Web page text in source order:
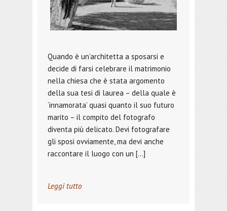
Quando è un’architetta a sposarsi e
decide di farsi celebrare il matrimonio
nella chiesa che è stata argomento
della sua tesi di laurea – della quale è
‘innamorata’ quasi quanto il suo futuro
marito – il compito del fotografo
diventa più delicato. Devi fotografare
gli sposi ovviamente, ma devi anche
raccontare il luogo con un […]
Leggi tutto